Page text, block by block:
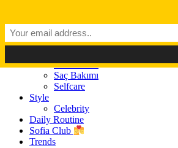
Classyché
Güzellik
Cilt Bakımı
Saç Bakımı
Selfcare
Style
Celebrity
Daily Routine
Sofia Club
Trends